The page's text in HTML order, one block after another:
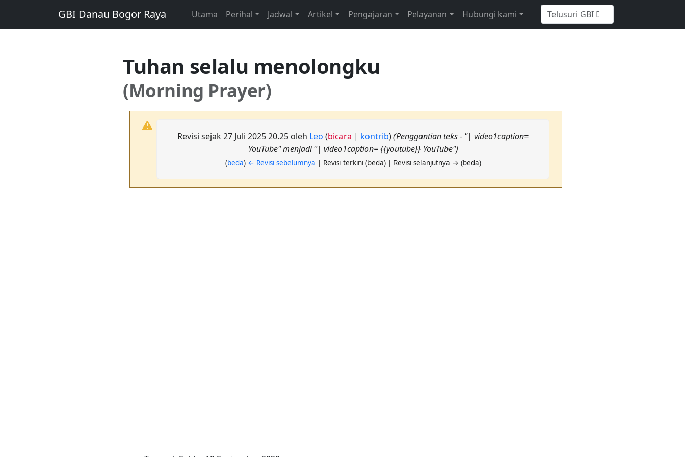
GBI Danau Bogor Raya Utama Perihal Jadwal Artikel Pengajaran Pelayanan Hubungi kami
Tuhan selalu menolongku
(Morning Prayer)
Revisi sejak 27 Juli 2025 20.25 oleh Leo (bicara | kontrib)(Penggantian teks - "| video1caption=
YouTube" menjadi "| video1caption= {{youtube}} YouTube")
(beda) ← Revisi sebelumnya | Revisi terkini (beda) | Revisi selanjutnya → (beda)